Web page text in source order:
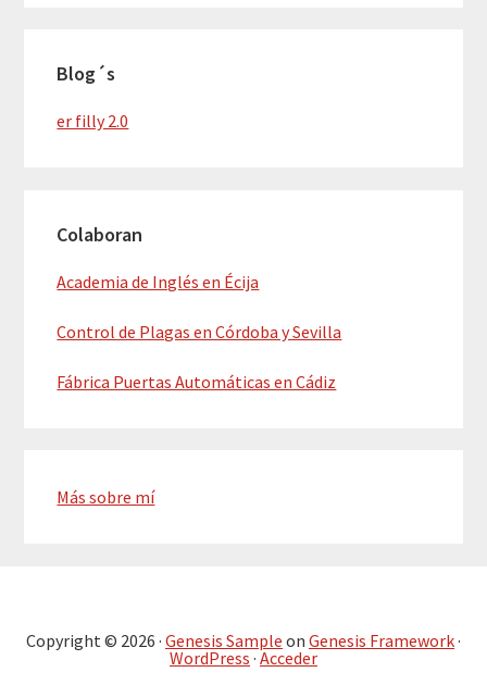
Blog´s
er filly 2.0
Colaboran
Academia de Inglés en Écija
Control de Plagas en Córdoba y Sevilla
Fábrica Puertas Automáticas en Cádiz
Más sobre mí
Copyright © 2026 · Genesis Sample on Genesis Framework·
WordPress · Acceder